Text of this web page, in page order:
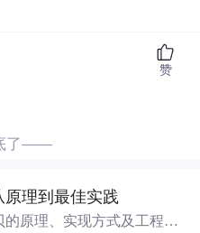
赞
了——
理到最佳实践
的原理、实现方式及工程实